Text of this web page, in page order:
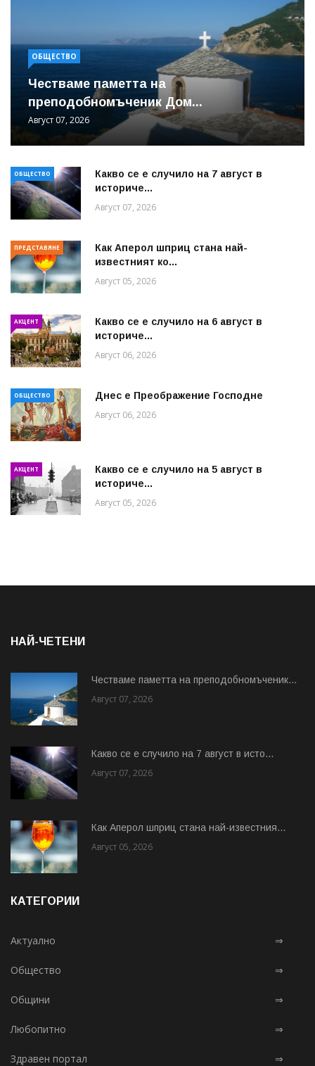
ОБЩЕСТВО
Честваме паметта на
преподобномъченик Дом...
Август 07, 2026
ОБЩЕСТВО
Какво се е случило на 7 август в
историче...
Август 07, 2026
ПРЕДСТАВЯНЕ
Как Аперол шприц стана най-
известният ко...
Август 05, 2026
АКЦЕНТ
Какво се е случило на 6 август в
историче...
Август 06, 2026
ОБЩЕСТВО Днес е Преображение Господне
Август 06, 2026
АКЦЕНТ
Какво се е случило на 5 август в
историче...
Август 05, 2026
НАЙ-ЧЕТЕНИ
Честваме паметта на преподобномъченик...
Август 07, 2026
Какво се е случило на 7 август в исто...
Август 07, 2026
Как Аперол шприц стана най-известния...
Август 05, 2026
КАТЕГОРИИ
Актуално ⇒
Общество ⇒
Общини ⇒
Любопитно ⇒
Здравен портал ⇒